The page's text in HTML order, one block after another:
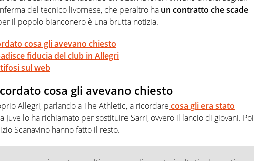
del tecnico livornese, che peraltro ha un contratto che scade
il popolo bianconero è una brutta notizia.
cosa gli avevano chiesto
fiducia del club in Allegri
sul web
cosa gli avevano chiesto
Allegri, parlando a The Athletic, a ricordare cosa gli era stato
Juve lo ha richiamato per sostituire Sarri, ovvero il lancio di giovani. Poi
Scanavino hanno fatto il resto.